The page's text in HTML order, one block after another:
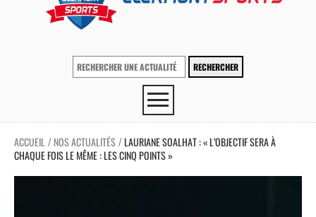
ACCUEIL / NOS ACTUALITÉS /LAURIANE SOALHAT : « L’OBJECTIF SERA À
CHAQUE FOIS LE MÊME : LES CINQ POINTS »